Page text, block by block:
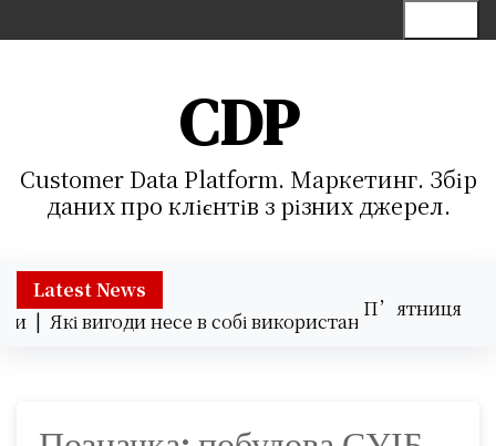
k
CDP
Customer Data Platform. Маркетинг. Збір
даних про клієнтів з різних джерел.
Latest News
| Які вигоди несе в собі використання хмарних
П’ятниця